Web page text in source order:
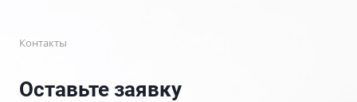
Контакты
Оставьте заявку